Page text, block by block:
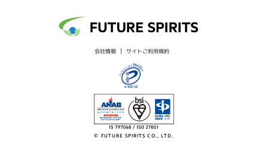
会社情報 サイトご利用規約
© FUTURE SPIRITS CO., LTD.